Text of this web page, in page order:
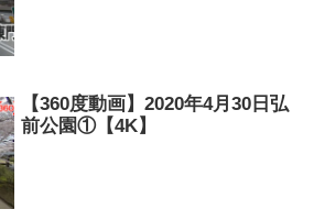
【360度動画】2020年4月30日弘
前公園①【4K】